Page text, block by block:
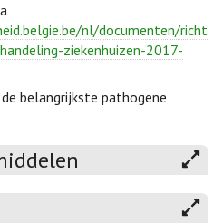
nl/documenten/richt
ziekenhuizen-2017-
belangrijkste pathogene